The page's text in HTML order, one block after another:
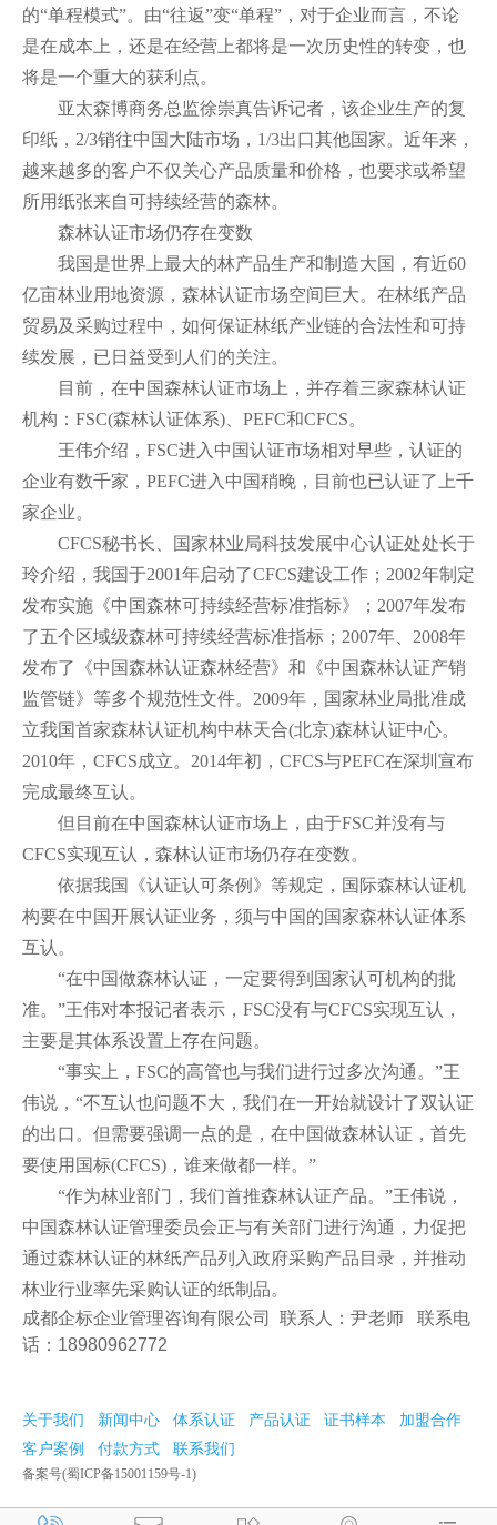
的“单程模式”。由“往返”变“单程”，对于企业而言，不论
是在成本上，还是在经营上都将是一次历史性的转变，也
将是一个重大的获利点。
亚太森博商务总监徐崇真告诉记者，该企业生产的复
印纸，2/3销往中国大陆市场，1/3出口其他国家。近年来，
越来越多的客户不仅关心产品质量和价格，也要求或希望
所用纸张来自可持续经营的森林。
森林认证市场仍存在变数
我国是世界上最大的林产品生产和制造大国，有近60
亿亩林业用地资源，森林认证市场空间巨大。在林纸产品
贸易及采购过程中，如何保证林纸产业链的合法性和可持
续发展，已日益受到人们的关注。
目前，在中国森林认证市场上，并存着三家森林认证
机构：FSC(森林认证体系)、PEFC和CFCS。
王伟介绍，FSC进入中国认证市场相对早些，认证的
企业有数千家，PEFC进入中国稍晚，目前也已认证了上千
家企业。
CFCS秘书长、国家林业局科技发展中心认证处处长于
玲介绍，我国于2001年启动了CFCS建设工作；2002年制定
发布实施《中国森林可持续经营标准指标》；2007年发布
了五个区域级森林可持续经营标准指标；2007年、2008年
发布了《中国森林认证森林经营》和《中国森林认证产销
监管链》等多个规范性文件。2009年，国家林业局批准成
立我国首家森林认证机构中林天合(北京)森林认证中心。
2010年，CFCS成立。2014年初，CFCS与PEFC在深圳宣布
完成最终互认。
但目前在中国森林认证市场上，由于FSC并没有与
CFCS实现互认，森林认证市场仍存在变数。
依据我国《认证认可条例》等规定，国际森林认证机
构要在中国开展认证业务，须与中国的国家森林认证体系
互认。
“在中国做森林认证，一定要得到国家认可机构的批
准。”王伟对本报记者表示，FSC没有与CFCS实现互认，
主要是其体系设置上存在问题。
“事实上，FSC的高管也与我们进行过多次沟通。”王
伟说，“不互认也问题不大，我们在一开始就设计了双认证
的出口。但需要强调一点的是，在中国做森林认证，首先
要使用国标(CFCS)，谁来做都一样。”
“作为林业部门，我们首推森林认证产品。”王伟说，
中国森林认证管理委员会正与有关部门进行沟通，力促把
通过森林认证的林纸产品列入政府采购产品目录，并推动
林业行业率先采购认证的纸制品。
成都企标企业管理咨询有限公司 联系人：尹老师 联系电
话：18980962772
关于我们 新闻中心 体系认证 产品认证 证书样本
加盟合作
客户案例
付款方式 联系我们
备案号(蜀ICP备15001159号-1)